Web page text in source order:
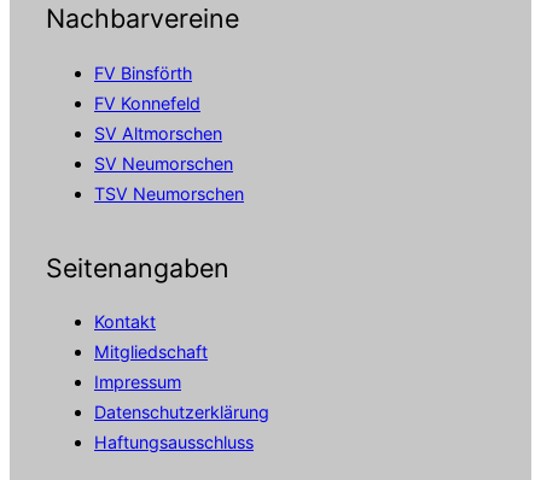
Nachbarvereine
FV Binsförth
FV Konnefeld
SV Altmorschen
SV Neumorschen
TSV Neumorschen
Seitenangaben
Kontakt
Mitgliedschaft
Impressum
Datenschutzerklärung
Haftungsausschluss